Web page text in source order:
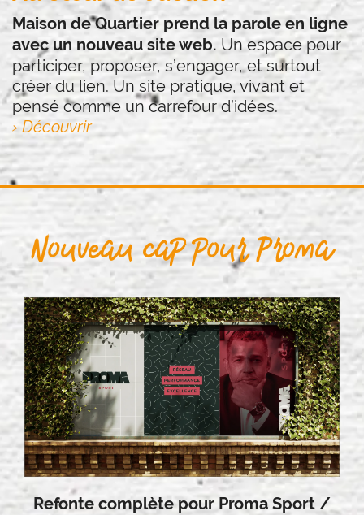
Maison de Quartier prend la parole en ligne
avec un nouveau site web. Un espace pour
participer, proposer, s’engager, et surtout
créer du lien. Un site pratique, vivant et
pensé comme un carrefour d’idées.
› Découvrir
Nouveau cap pour Proma
Refonte complète pour Proma Sport /